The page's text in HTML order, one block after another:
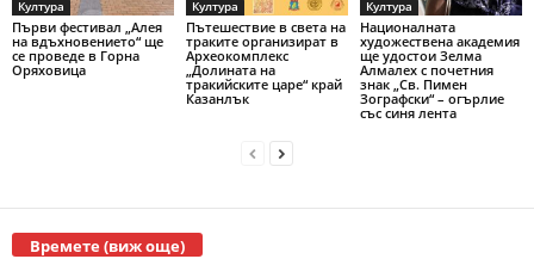
Култура
Първи фестивал „Алея
на вдъхновението“ ще
се проведе в Горна
Оряховица
Култура
Пътешествие в света на
траките организират в
Археокомплекс
„Долината на
тракийските царе“ край
Казанлък
Култура
Националната
художествена академия
ще удостои Зелма
Алмалех с почетния
знак „Св. Пимен
Зографски“ – огърлие
със синя лента
Времете (виж още)